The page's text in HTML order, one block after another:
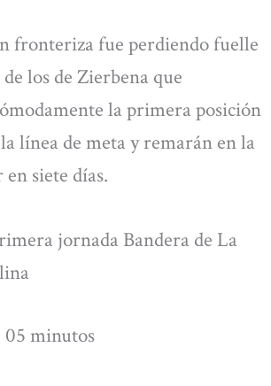
fronteriza fue perdiendo fuelle
los de Zierbena que
la primera posición
línea de meta y remarán en la
siete días.
jornada Bandera de La
05 minutos